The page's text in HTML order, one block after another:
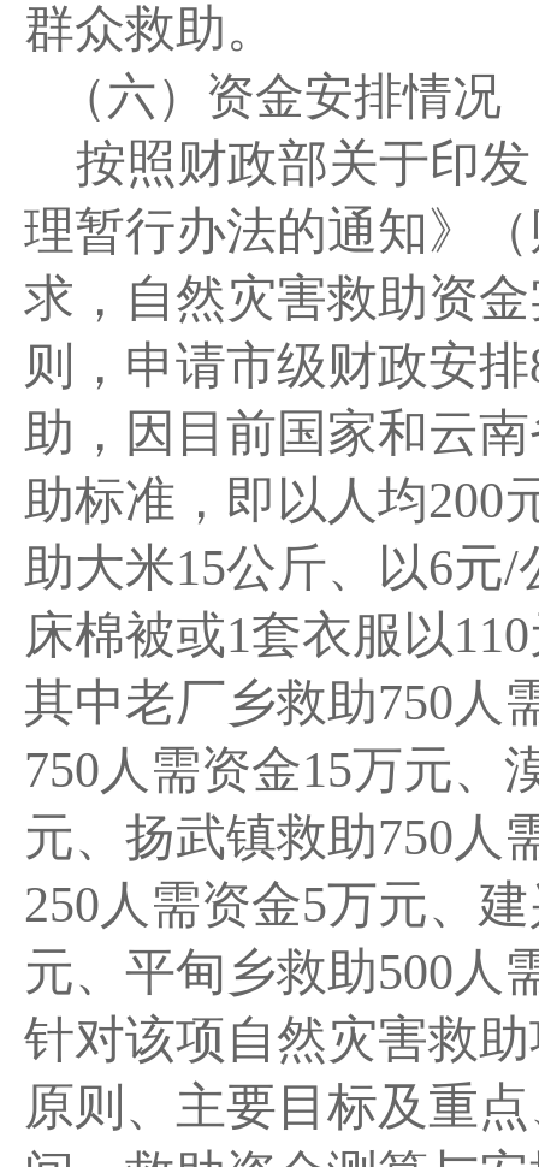
群众救助。
（六）资金安排情况
按照财政部关于印
理暂行办法的通知》
求，自然灾害救助资
则，申请市级财政安
助，因目前国家和云
助标准，即以人均200
助大米15公斤、以6元
床棉被或1套衣服以
其中老厂乡救助750人
750人需资金15万元、
元、扬武镇救助750人
250人需资金5万元、
元、平甸乡救助500人
针对该项自然灾害救
原则、主要目标及重